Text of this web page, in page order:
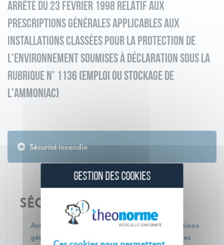
ARRÊTÉ DU 23 FÉVRIER 1998 RELATIF AUX
PRESCRIPTIONS GÉNÉRALES APPLICABLES AUX
INSTALLATIONS CLASSÉES POUR LA PROTECTION DE
L'ENVIRONNEMENT SOUMISES À DÉCLARATION SOUS LA
RUBRIQUE N° 1136 (EMPLOI OU STOCKAGE DE
L'AMMONIAC)
Sécurité incendie
SÉCURITÉ INCENDIE
Arrêté du 23 février 1998 relatif aux prescriptions
générales applicables aux installations classées
GESTION DES COOKIES
Ces cookies nous permettent